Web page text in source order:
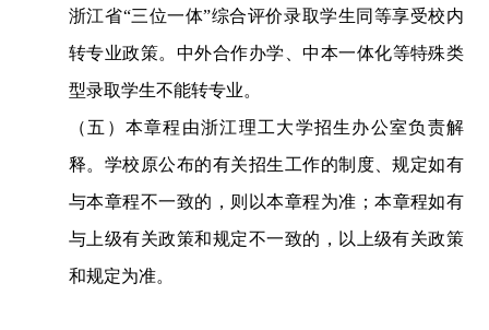
浙江省“三位一体”综合评价录取学生同等享受校内
转专业政策。中外合作办学 、中本一体化等特殊类
型录取学生不能转专业。
（五）本章程由浙江理工大学招生办公室负责解
释。学校原公布的有关招生工作的制度、规定如有
与本章程不一致的，则以本章程为准；本章程如有
与上级有关政策和规定不一致的，以上级有关政策
和规定为准。